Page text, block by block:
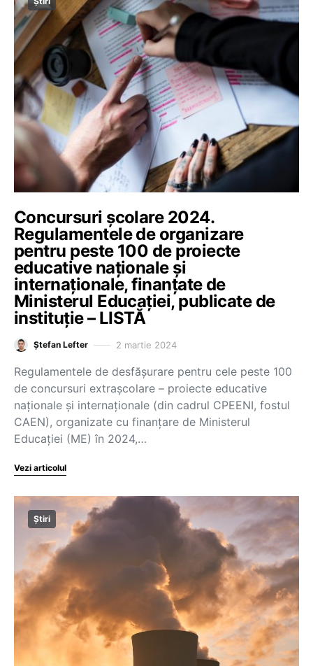
Concursuri școlare 2024.
Regulamentele de organizare
pentru peste 100 de proiecte
educative naționale și
internaționale, finanțate de
Ministerul Educației, publicate de
instituție – LISTĂ
Ștefan Lefter 2 martie 2024
Regulamentele de desfășurare pentru cele peste 100
de concursuri extrașcolare – proiecte educative
naționale și internaționale (din cadrul CPEENI, fostul
CAEN), organizate cu finanțare de Ministerul
Educației (ME) în 2024,…
Vezi articolul
Știri